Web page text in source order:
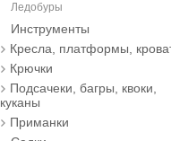
Ледобуры
Инструменты
Кресла, платформы,
Крючки
Подсачеки, багры, квоки,
куканы
Приманки